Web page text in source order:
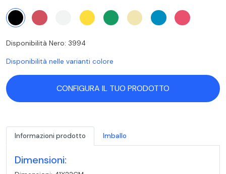
Disponibilità Nero: 3994
Disponibilità nelle varianti colore
CONFIGURA IL TUO PRODOTTO
Informazioni prodotto Imballo
Dimensioni: